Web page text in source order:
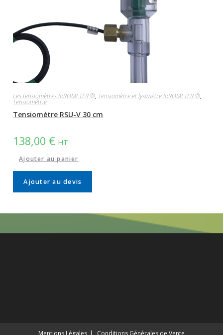
Les tensiomètres IRROMETER ®, Tensiomètre et lysimètre IRROMETER ®,
Tensiométrie
Tensiomètre RSU-V 30 cm
138,00 € HT
Ajouter au panier
Ajouter au devis